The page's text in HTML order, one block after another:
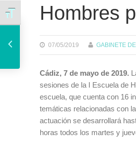
Alternar tamaño de letraHombres
07/05/2019 GABINETE
Cádiz, 7 de mayo de 2019.
sesiones de la I Escuela de
escuela, que cuenta con 16
temáticas relacionadas con
actuación se desarrollará
horas todos los martes y
Navarro critica que “el PP pida una comisión para intentar ganar lo que pierde en los juzgados”